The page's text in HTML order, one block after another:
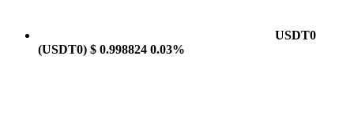
USDT0
(USDT0) $ 0.998824 0.03%